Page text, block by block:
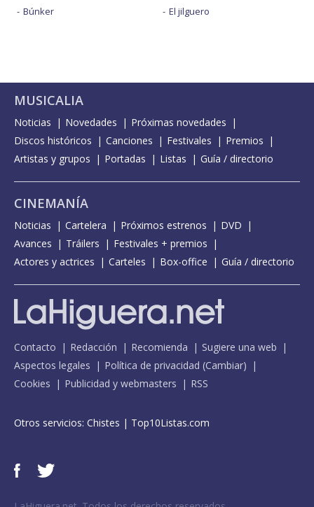
Búnker
El jilguero
MUSICALIA
Noticias Novedades
Próximas novedades
Discos históricos
Canciones Festivales
Premios
Artistas y grupos
Portadas Listas Guía / directorio
CINEMANÍA
Noticias Cartelera Próximos estrenos
DVD
Avances
Tráilers
Festivales + premios
Actores y actrices
Carteles Box-office Guía / directorio
Contacto Redacción Recomienda
Sugiere una web
Aspectos legales
Política de privacidad (Cambiar)
Cookies
Publicidad y webmasters RSS
Otros servicios: Chistes | Top10Listas.com